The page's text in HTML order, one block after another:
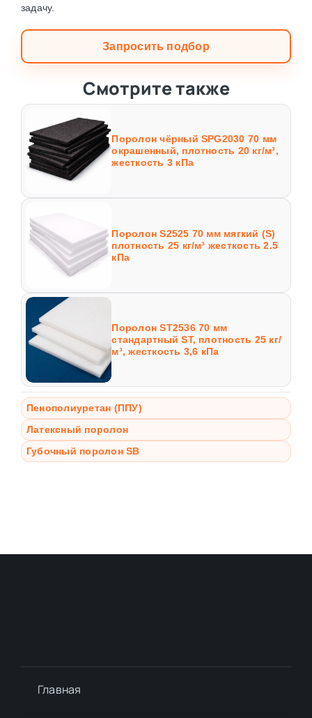
задачу.
Запросить подбор
Смотрите также
Поролон чёрный SPG2030 70 мм
окрашенный, плотность 20 кг/м³,
жесткость 3 кПа
Поролон S2525 70 мм мягкий (S)
плотность 25 кг/м³ жесткость 2.5
кПа
Поролон ST2536 70 мм
стандартный ST, плотность 25 кг/
м³, жесткость 3,6 кПа
Пенополиуретан (ППУ)
Латексный поролон
Губочный поролон SB
Главная